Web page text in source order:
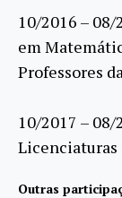
10/2016 –
em
Professores
10/2017 –
Licenciaturas
Outras